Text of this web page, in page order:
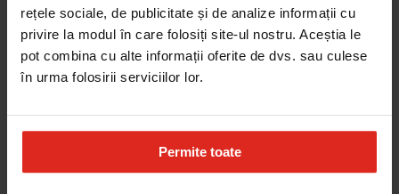
rețele sociale, de publicitate și de analize informații cu
privire la modul în care folosiți site-ul nostru. Aceștia le
pot combina cu alte informații oferite de dvs. sau culese
în urma folosirii serviciilor lor.
Permite toate
Cautare dupa produse
Cautare dupa piesa
Catalog
Cum aleg
Parteneri
Contact